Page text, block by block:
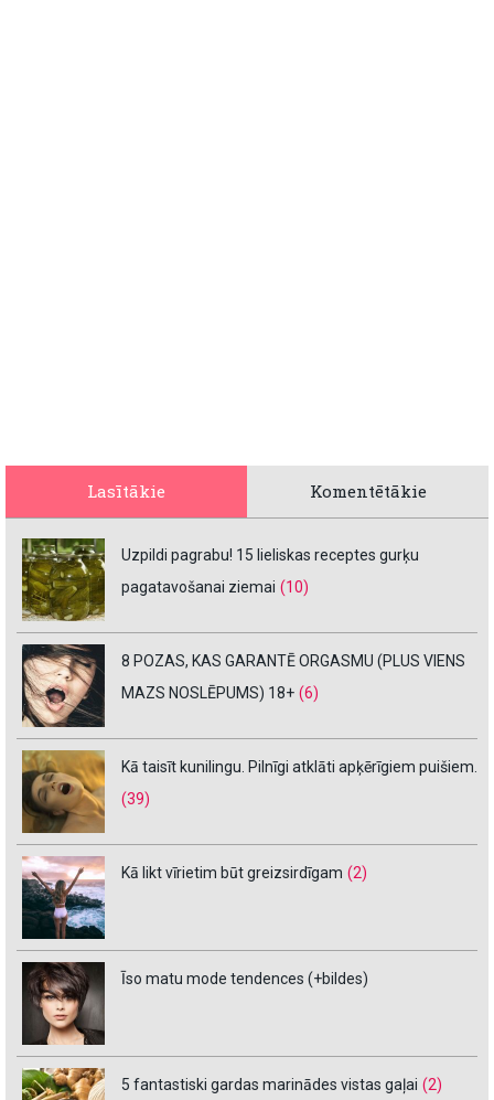
Lasītākie Komentētākie
Uzpildi pagrabu! 15 lieliskas receptes gurķu
pagatavošanai ziemai (10)
8 POZAS, KAS GARANTĒ ORGASMU (PLUS VIENS
MAZS NOSLĒPUMS) 18+ (6)
Kā taisīt kunilingu. Pilnīgi atklāti apķērīgiem puišiem.
(39)
Kā likt vīrietim būt greizsirdīgam (2)
Īso matu mode tendences (+bildes)
5 fantastiski gardas marinādes vistas gaļai (2)